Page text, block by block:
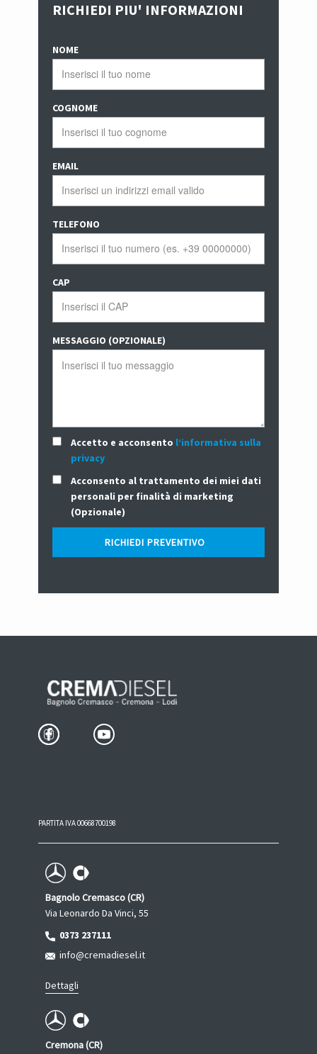
RICHIEDI PIU' INFORMAZIONI
NOME
COGNOME
EMAIL
TELEFONO
CAP
MESSAGGIO (OPZIONALE)
Accetto e acconsento l’informativa sulla
privacy
Acconsento al trattamento dei miei dati
personali per finalità di marketing
(Opzionale)
RICHIEDI PREVENTIVO
PARTITA IVA 00668700198
Bagnolo Cremasco (CR)
Via Leonardo Da Vinci, 55
0373 237111
info@cremadiesel.it
Dettagli
Cremona (CR)